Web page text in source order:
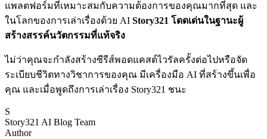
แพลตฟอร์มที่เหมาะสมกับความต้องการของคุณมากที่สุด และ
ในโลกของการเล่าเรื่องด้วย AI Story321 โดดเด่นในฐานะผู้
สร้างสรรค์นวัตกรรมที่แท้จริง
ไม่ว่าคุณจะกำลังสร้างซีรีส์พอดแคสต์ไวรัลครั้งต่อไปหรือจัด
ระเบียบชีวิตทางวิชาการของคุณ มีเครื่องมือ AI ที่สร้างขึ้นเพื่อ
คุณ และเมื่อพูดถึงการเล่าเรื่อง Story321 ชนะ
S
Story321 AI Blog Team
Author